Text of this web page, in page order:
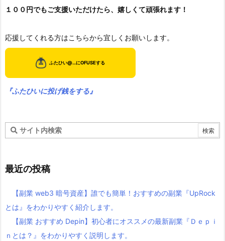
１００円でもご支援いただけたら、嬉しくて頑張れます！
応援してくれる方はこちらから宜しくお願いします。
『ふたひいに投げ銭をする』
最近の投稿
【副業 web3 暗号資産】誰でも簡単！おすすめの副業『UpRock
とは』をわかりやすく紹介します。
【副業 おすすめ Depin】初心者にオススメの最新副業『Ｄｅｐｉ
ｎとは？』をわかりやすく説明します。